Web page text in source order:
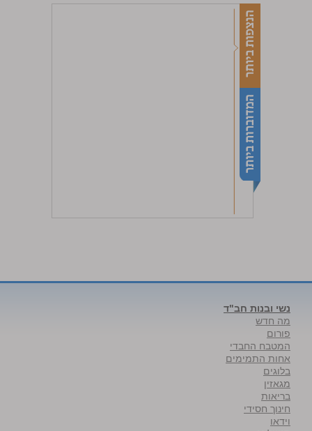
נשי ובנות חב"ד
מה חדש
פורום
המטבח החבדי
אחות התמימים
בלוגים
מגאזין
בריאות
חינוך חסידי
וידאו